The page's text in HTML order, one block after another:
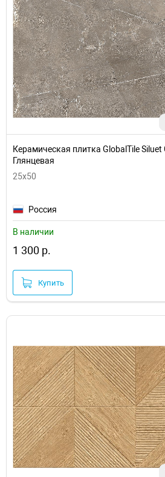
Керамическая плитка GlobalTile
Глянцевая
25x50
Россия
В наличии
1 300 р.
Купить